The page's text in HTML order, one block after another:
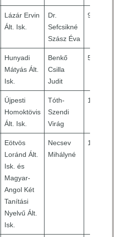
Lázár Ervin
Ált. Isk.
Dr.
Sefcsikné
Szász Éva
9
Hunyadi
Mátyás Ált.
Isk.
Benkő
Csilla
Judit
5
Újpesti
Homoktövis
Ált. Isk.
Tóth-
Szendi
Virág
10
Eötvös
Loránd Ált.
Isk. és
Magyar-
Angol Két
Tanítási
Nyelvű Ált.
Isk.
Necsev
Mihályné
10